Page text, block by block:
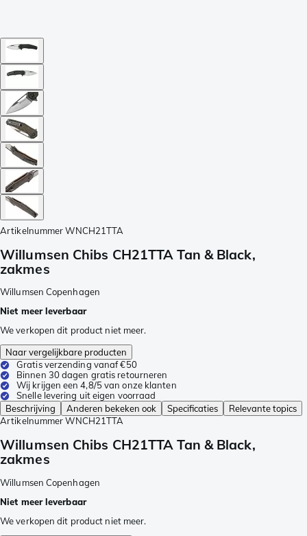
Artikelnummer WNCH21TTA
Willumsen Chibs CH21TTA Tan & Black,
zakmes
Willumsen Copenhagen
Niet meer leverbaar
We verkopen dit product niet meer.
Naar vergelijkbare producten
Gratis verzending vanaf €50
Binnen 30 dagen gratis retourneren
Wij krijgen een 4,8/5 van onze klanten
Snelle levering uit eigen voorraad
Beschrijving
Anderen bekeken ook Specificaties
Relevante topics
Artikelnummer WNCH21TTA
Willumsen Chibs CH21TTA Tan & Black,
zakmes
Willumsen Copenhagen
Niet meer leverbaar
We verkopen dit product niet meer.